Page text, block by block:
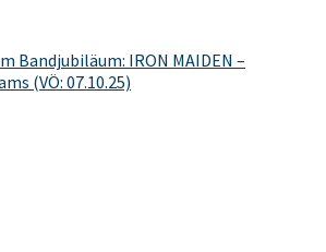
Bandjubiläum: IRON MAIDEN –
(VÖ: 07.10.25)